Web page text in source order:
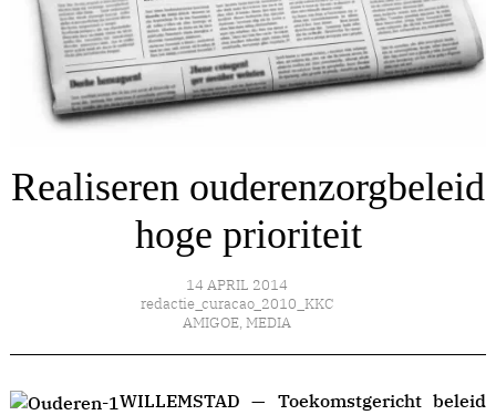
Realiseren ouderenzorgbeleid
hoge prioriteit
14 APRIL 2014
redactie_curacao_2010_KKC
AMIGOE, MEDIA
WILLEMSTAD — Toekomstgericht beleid